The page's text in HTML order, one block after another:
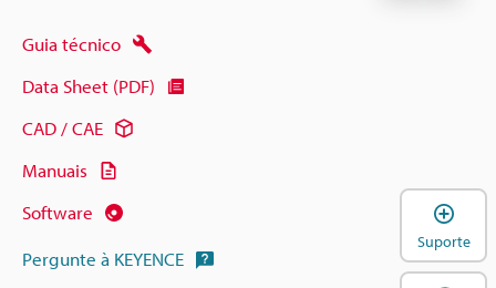
Guia técnico
Data Sheet (PDF)
CAD / CAE
Manuais
Software
Pergunte à KEYENCE
Suporte